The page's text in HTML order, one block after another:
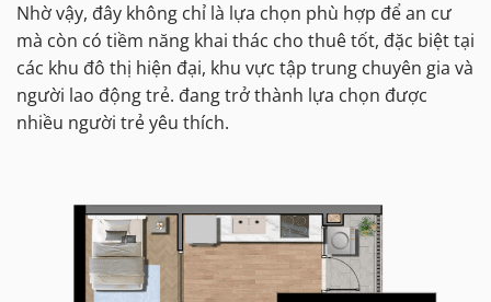
Nhờ vậy, đây không chỉ là lựa chọn phù hợp để an cư
mà còn có tiềm năng khai thác cho thuê tốt, đặc biệt tại
các khu đô thị hiện đại, khu vực tập trung chuyên gia và
người lao động trẻ. đang trở thành lựa chọn được
nhiều người trẻ yêu thích.